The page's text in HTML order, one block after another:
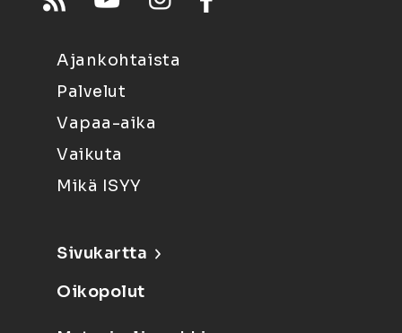
Ajankohtaista
Palvelut
Vapaa-aika
Vaikuta
Mikä ISYY
Sivukartta
Oikopolut